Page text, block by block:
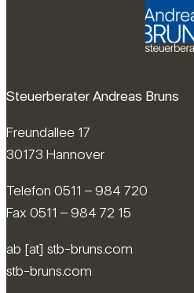
Steuerberater Andreas Bruns
Freundallee 17
30173 Hannover
Telefon 0511 – 984 720
Fax 0511 – 984 72 15
ab [at] stb-bruns.com
stb-bruns.com